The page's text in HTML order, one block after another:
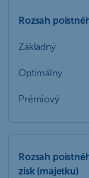
Rozsah
Základný
Optimálny
Prémiový
Rozsah
zisk (majetku)